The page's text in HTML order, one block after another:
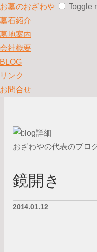
お墓のおざわや
Toggle
墓石紹介
墓地案内
会社概要
BLOG
リンク
お問合せ
おざわやの代表のブロ
鏡開き
2014.01.12